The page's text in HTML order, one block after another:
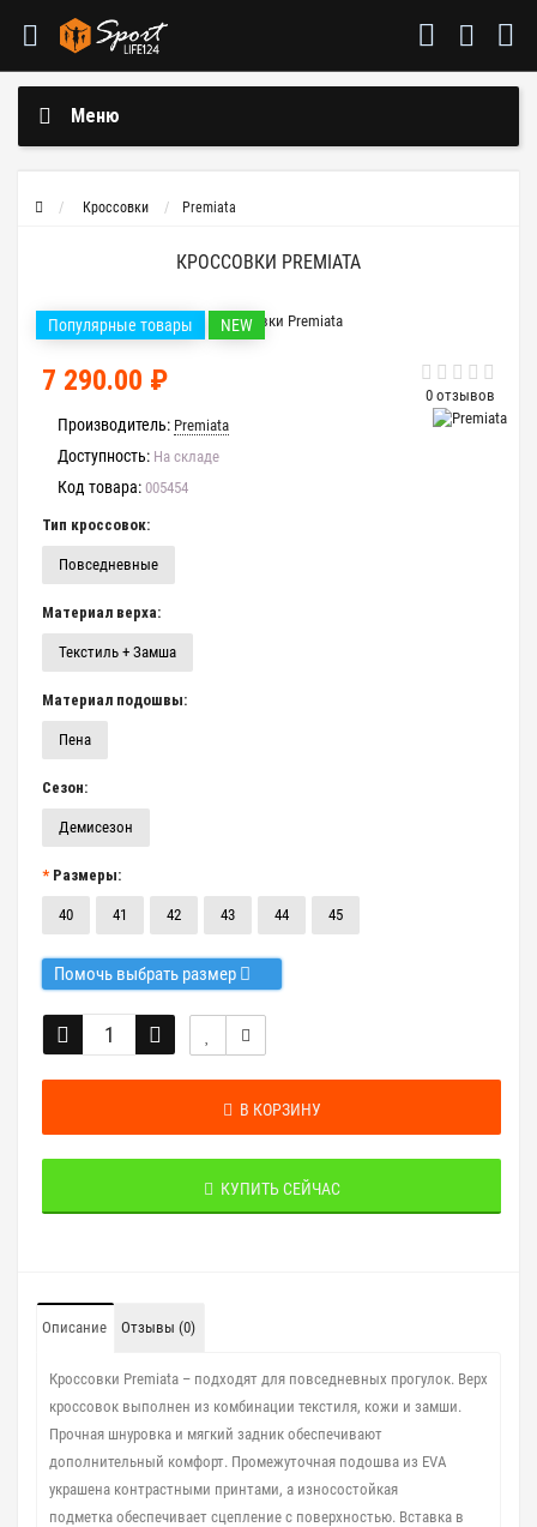
Меню
Кроссовки Premiata
КРОССОВКИ PREMIATA
Популярные товары NEW
0 отзывов
7 290.00 ₽
Производитель: Premiata
Доступность: На складе
Код товара: 005454
Тип кроссовок:
Повседневные
Материал верха:
Текстиль + Замша
Материал подошвы:
Пена
Сезон:
Демисезон
Размеры:
40 41 42 43 44 45
Помочь выбрать размер
В КОРЗИНУ
КУПИТЬ СЕЙЧАС
Описание Отзывы (0)
Кроссовки Premiata – подходят для повседневных прогулок. Верх
кроссовок выполнен из комбинации текстиля, кожи и замши.
Прочная шнуровка и мягкий задник обеспечивают
дополнительный комфорт. Промежуточная подошва из EVA
украшена контрастными принтами, а износостойкая
подметка обеспечивает сцепление с поверхностью. Вставка в